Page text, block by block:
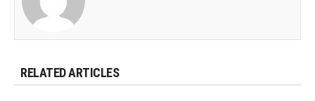
RELATED ARTICLES